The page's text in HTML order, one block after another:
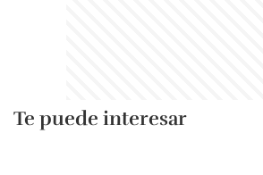
Te puede interesar